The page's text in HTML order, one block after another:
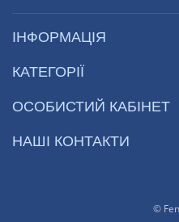
ІНФОРМАЦІЯ
КАТЕГОРІЇ
ОСОБИСТИЙ КАБІНЕТ
НАШІ КОНТАКТИ
©